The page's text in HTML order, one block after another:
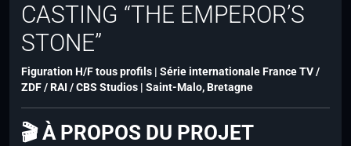
CASTING “THE EMPEROR’S
STONE”
Figuration H/F tous profils | Série internationale France TV /
ZDF / RAI / CBS Studios | Saint-Malo, Bretagne
🎬 À PROPOS DU PROJET